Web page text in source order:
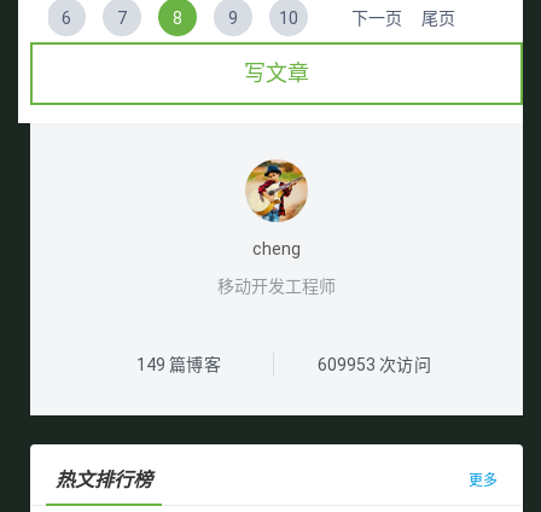
6
7 8 9 10 下一页 尾页
写文章
cheng
移动开发工程师
149 篇博客 609953 次访问
热文排行榜 更多